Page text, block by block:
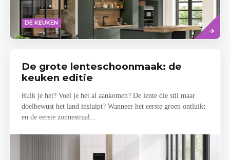
DE KEUKEN
Lees
meer
De grote lenteschoonmaak: de
keuken editie
Ruik je het? Voel je het al aankomen? De lente die stil maar
doelbewust het land insluipt? Wanneer het eerste groen ontluikt
en de eerste zonnestraal...